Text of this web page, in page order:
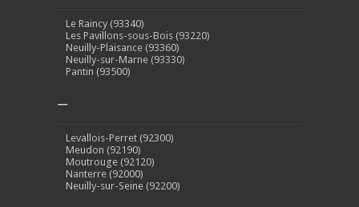
Le Raincy (93340)
Les Pavillons-sous-Bois (93220)
Neuilly-Plaisance (93360)
Neuilly-sur-Marne (93330)
Pantin (93500)
–
Levallois-Perret (92300)
Meudon (92190)
Moutrouge (92120)
Nanterre (92000)
Neuilly-sur-Seine (92200)